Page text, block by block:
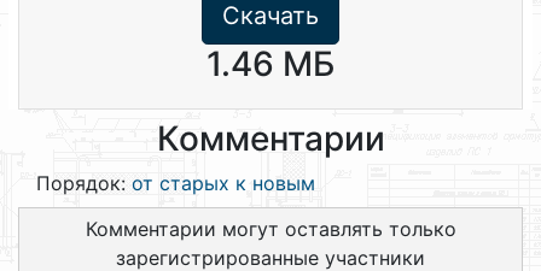
Скачать
1.46 МБ
Комментарии
Порядок: от старых к новым
Комментарии могут оставлять только
зарегистрированные участники